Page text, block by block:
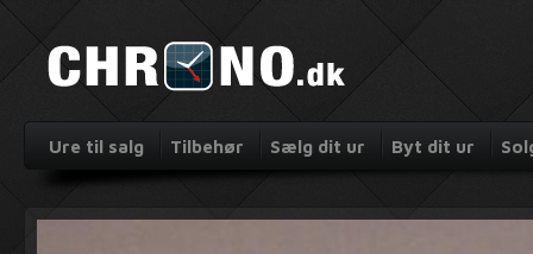
Ure til salg Tilbehør Sælg dit ur Byt dit ur